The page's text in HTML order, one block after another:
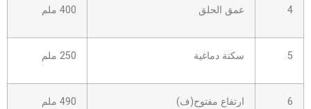
4 عمق الحلق 400 ملم
5 سكتة دماغية 250 ملم
6 ارتفاع مفتوح(ف) 490 ملم